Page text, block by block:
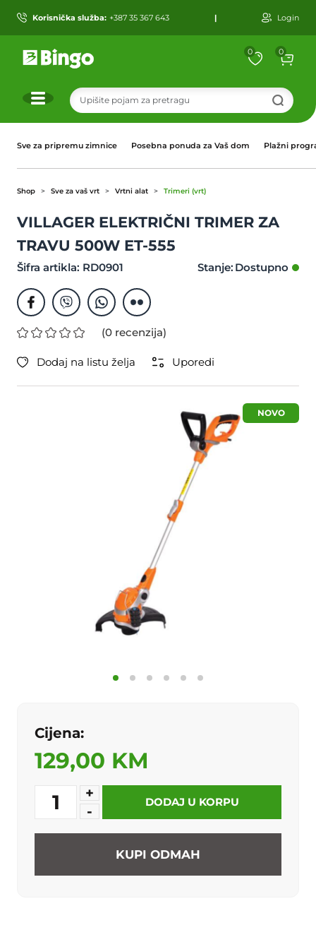
Korisnička služba: +387 35 367 643 | Login
0 0
Sve za pripremu zimnice Posebna ponuda za Vaš dom Plažni
Shop Sve za vaš vrt Vrtni alat Trimeri (vrt)
VILLAGER ELEKTRIČNI TRIMER ZA
TRAVU 500W ET-555
Šifra artikla: RD0901 Stanje:
(0 recenzija)
Dodaj na listu želja Uporedi
NOVO
Cijena:
129,00 KM
1
+
-
DODAJ U KORPU
KUPI ODMAH